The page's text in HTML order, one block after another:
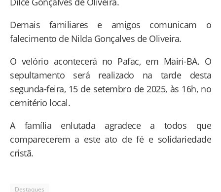
Demais familiares e amigos comunicam o
falecimento de Nilda Gonçalves de Oliveira.
O velório acontecerá no Pafac, em Mairi-BA. O
sepultamento será realizado na tarde desta
segunda-feira, 15 de setembro de 2025, às 16h, no
cemitério local.
A família enlutada agradece a todos que
comparecerem a este ato de fé e solidariedade
cristã.
Destaques